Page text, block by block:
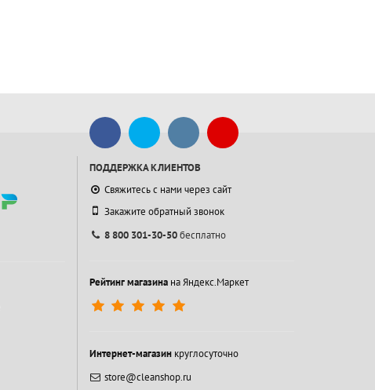
ПОДДЕРЖКА КЛИЕНТОВ
Свяжитесь с нами через сайт
Закажите обратный звонок
8 800 301-30-50бесплатно
Рейтинг магазинана Яндекс.Маркет
Интернет-магазинкруглосуточно
store@cleanshop.ru